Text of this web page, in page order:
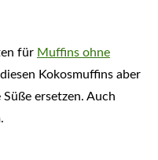
für Muffins ohne
Kokosmuffins aber
ersetzen. Auch